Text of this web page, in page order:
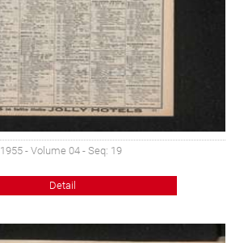
1955 - Volume 04 - Seq: 19
Detail